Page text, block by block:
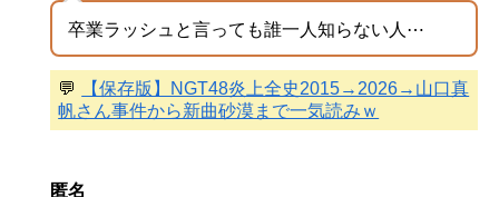
卒業ラッシュと言っても誰一人知らない人⋯
💬
【保存版】NGT48炎上全史2015→2026→山口真
帆さん事件から新曲砂漠まで一気読みｗ
匿名